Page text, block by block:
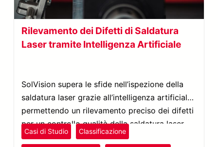
Rilevamento dei Difetti di Saldatura
Laser tramite Intelligenza Artificiale
SolVision supera le sfide nell’ispezione della
saldatura laser grazie all’intelligenza artificiale,
permettendo un rilevamento preciso dei difetti
per un controllo qualità della saldatura laser
più efficace.
Casi di Studio Classificazione